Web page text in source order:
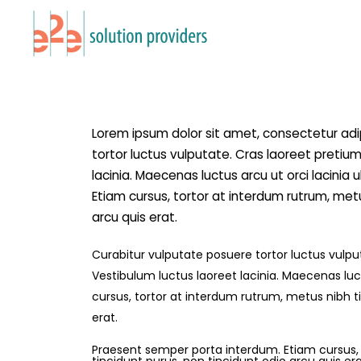
Lorem ipsum dolor sit amet, consectetur
tortor luctus vulputate. Cras laoreet
lacinia. Maecenas luctus arcu ut orci lacinia
Etiam cursus, tortor at interdum rutrum,
arcu quis erat.
Curabitur vulputate posuere tortor luctus
Vestibulum luctus laoreet lacinia. Maecenas
cursus, tortor at interdum rutrum, metus nibh
erat.
Praesent semper porta interdum. Etiam